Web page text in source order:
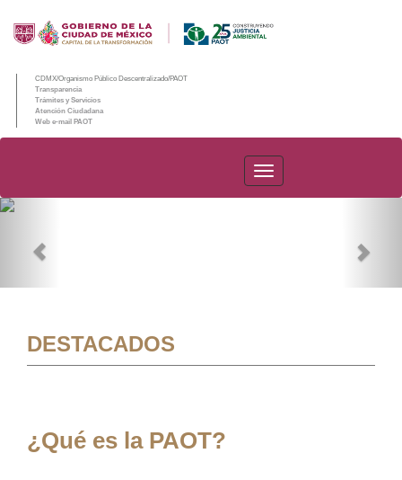
CDMX/Organismo Público Descentralizado/PAOT
Transparencia
Trámites y Servicios
Atención Ciudadana
Web e-mail PAOT
PAOT
DESTACADOS
¿Qué es la PAOT?